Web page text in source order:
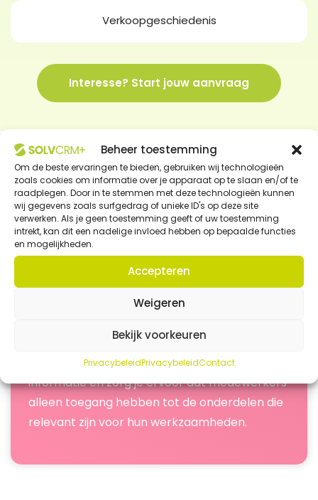
Beheer toestemming
Om de beste ervaringen te bieden, gebruiken wij technologieën
zoals cookies om informatie over je apparaat op te slaan en/of te
raadplegen. Door in te stemmen met deze technologieën kunnen
wij gegevens zoals surfgedrag of unieke ID's op deze site
verwerken. Als je geen toestemming geeft of uw toestemming
intrekt, kan dit een nadelige invloed hebben op bepaalde functies
en mogelijkheden.
Accepteren
Weigeren
Bekijk voorkeuren
PrivacybeleidPrivacybeleidContact
Verkoopgeschiedenis
Interesse? Start jouw aanvraag
Toegangsrollen
Niet iedere medewerker heeft toegang nodig
tot dezelfde informatie. Met het rollen- en
rechtenbeheer van SolvCRM+ bepaal je
eenvoudig welke modules, gegevens en
functies beschikbaar zijn voor iedere
Zo behoud je controle over gevoelige
informatie en zorg je ervoor dat medewerkers
alleen toegang hebben tot de onderdelen die
relevant zijn voor hun werkzaamheden.